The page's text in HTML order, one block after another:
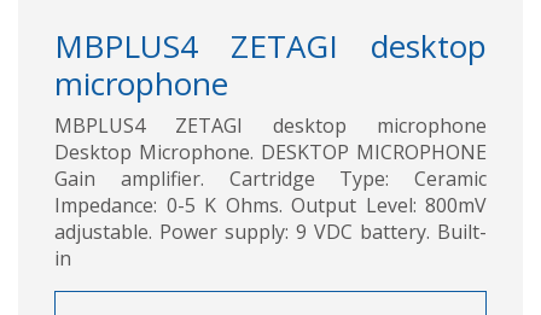
MBPLUS4 ZETAGI desktop
microphone
MBPLUS4 ZETAGI desktop microphone
Desktop Microphone. DESKTOP MICROPHONE
Gain amplifier. Cartridge Type: Ceramic
Impedance: 0-5 K Ohms. Output Level: 800mV
adjustable. Power supply: 9 VDC battery. Built-
in